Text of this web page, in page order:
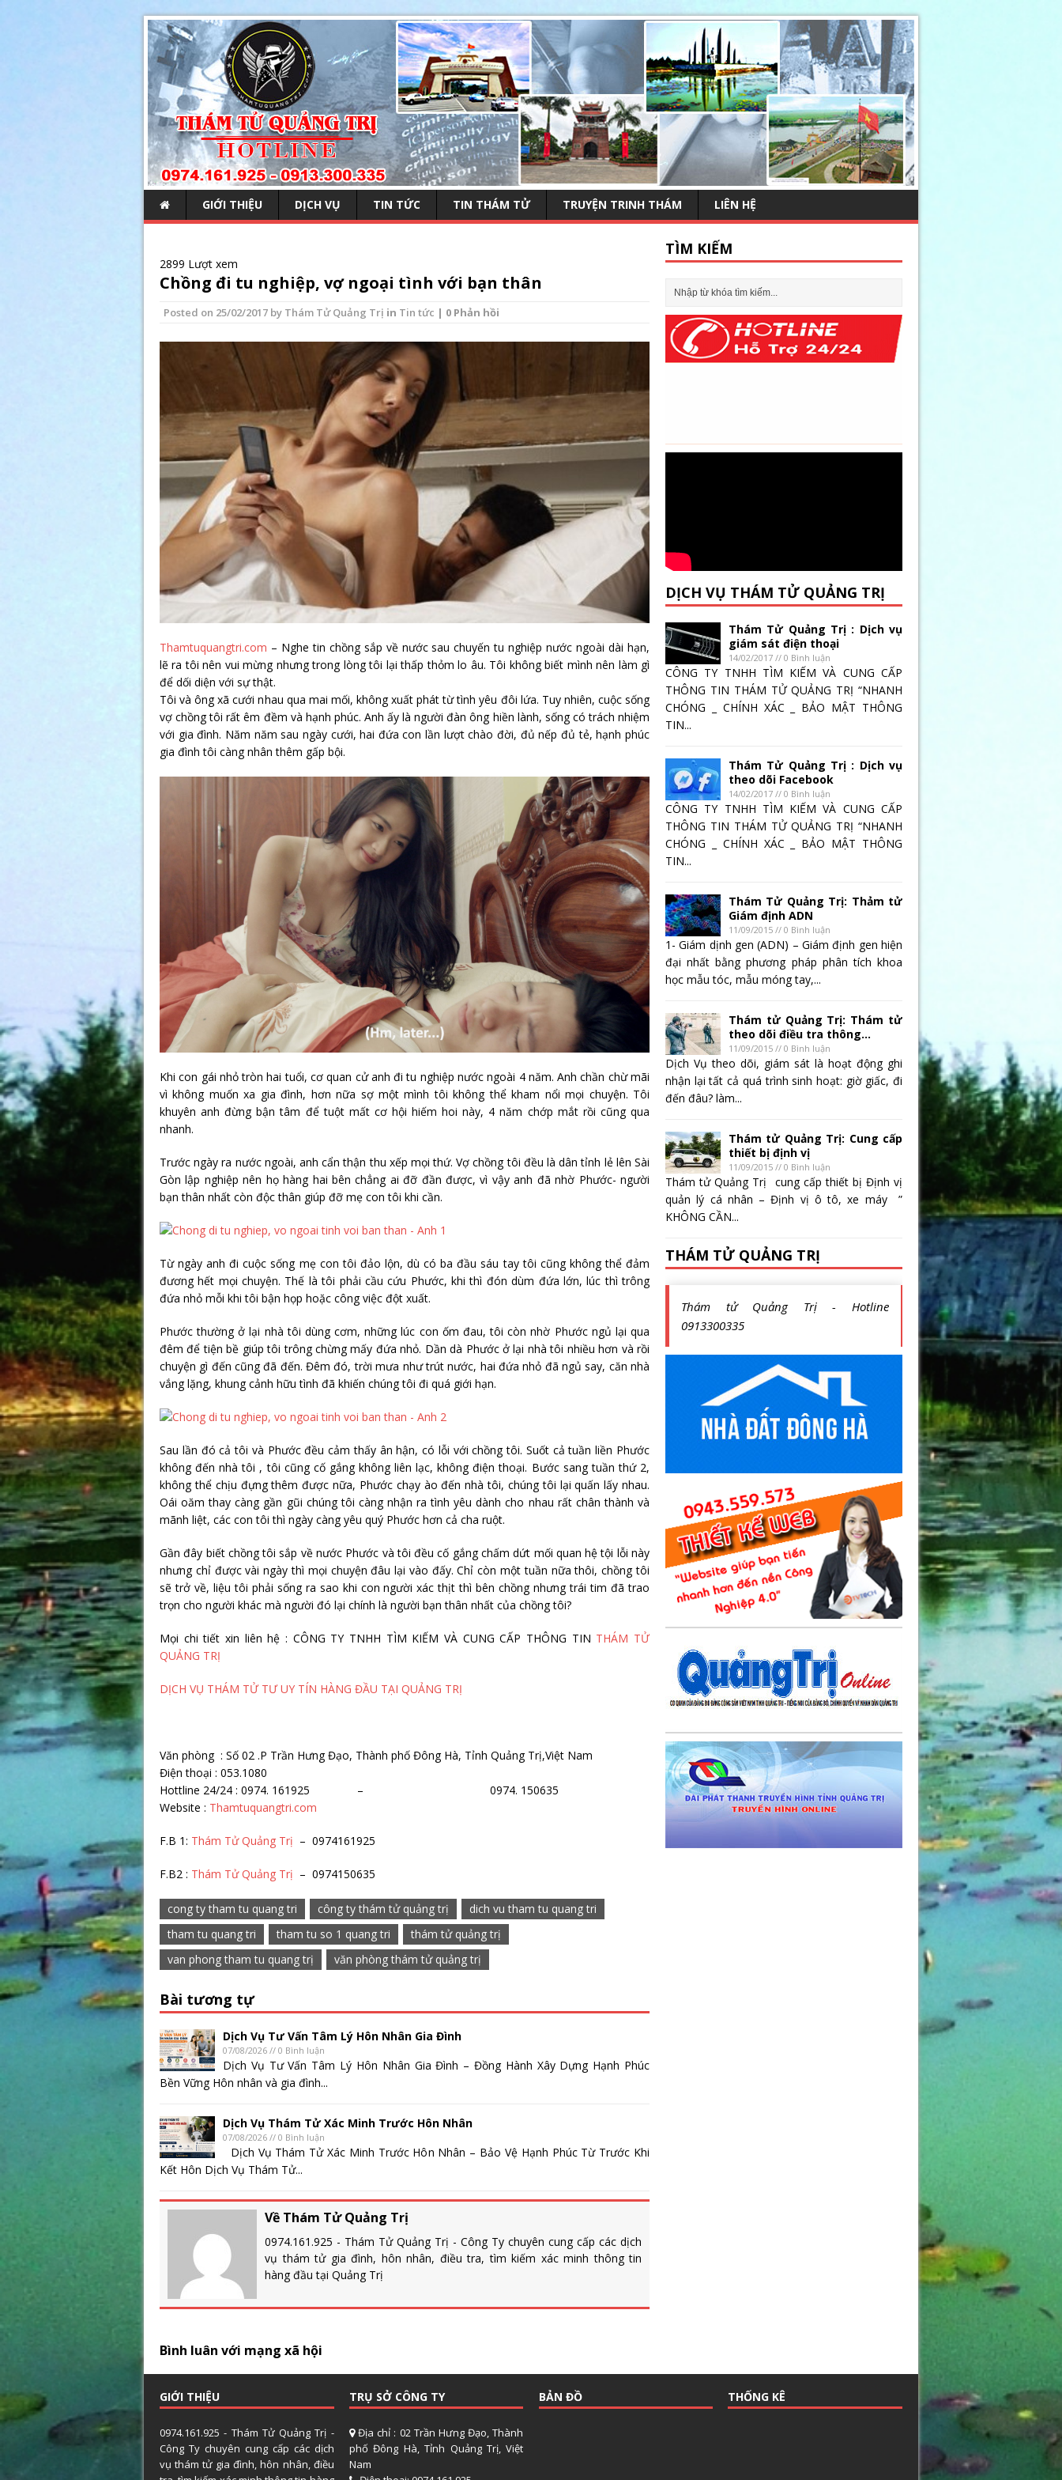
GIỚI THIỆU DỊCH VỤ TIN TỨC TIN THÁM TỬ TRUYỆN TRINH THÁM LIÊN HỆ
2899 Lượt xem
Chồng đi tu nghiệp, vợ ngoại tình với bạn thân
Posted on 25/02/2017 by Thám Tử Quảng Trị in Tin tức | 0 Phản hồi
Thamtuquangtri.com – Nghe tin chồng sắp về nước sau chuyến tu nghiệp nước ngoài dài hạn,
lẽ ra tôi nên vui mừng nhưng trong lòng tôi lại thấp thỏm lo âu. Tôi không biết mình nên làm gì
để dối diện với sự thật.
Tôi và ông xã cưới nhau qua mai mối, không xuất phát từ tình yêu đôi lứa. Tuy nhiên, cuộc sống
vợ chồng tôi rất êm đềm và hạnh phúc. Anh ấy là người đàn ông hiền lành, sống có trách nhiệm
với gia đình. Năm năm sau ngày cưới, hai đứa con lần lượt chào đời, đủ nếp đủ tẻ, hạnh phúc
gia đình tôi càng nhân thêm gấp bội.
Khi con gái nhỏ tròn hai tuổi, cơ quan cử anh đi tu nghiệp nước ngoài 4 năm. Anh chần chừ mãi
vì không muốn xa gia đình, hơn nữa sợ một mình tôi không thể kham nổi mọi chuyện. Tôi
khuyên anh đừng bận tâm để tuột mất cơ hội hiếm hoi này, 4 năm chớp mắt rồi cũng qua
nhanh.
Trước ngày ra nước ngoài, anh cẩn thận thu xếp mọi thứ. Vợ chồng tôi đều là dân tỉnh lẻ lên Sài
Gòn lập nghiệp nên họ hàng hai bên chẳng ai đỡ đần được, vì vậy anh đã nhờ Phước- người
bạn thân nhất còn độc thân giúp đỡ mẹ con tôi khi cần.
Từ ngày anh đi cuộc sống mẹ con tôi đảo lộn, dù có ba đầu sáu tay tôi cũng không thể đảm
đương hết mọi chuyện. Thế là tôi phải cầu cứu Phước, khi thì đón dùm đứa lớn, lúc thì trông
đứa nhỏ mỗi khi tôi bận họp hoặc công việc đột xuất.
Phước thường ở lại nhà tôi dùng cơm, những lúc con ốm đau, tôi còn nhờ Phước ngủ lại qua
đêm để tiện bề giúp tôi trông chừng mấy đứa nhỏ. Dần dà Phước ở lại nhà tôi nhiều hơn và rồi
chuyện gì đến cũng đã đến. Đêm đó, trời mưa như trút nước, hai đứa nhỏ đã ngủ say, căn nhà
vắng lặng, khung cảnh hữu tình đã khiến chúng tôi đi quá giới hạn.
Sau lần đó cả tôi và Phước đều cảm thấy ân hận, có lỗi với chồng tôi. Suốt cả tuần liền Phước
không đến nhà tôi , tôi cũng cố gắng không liên lạc, không điện thoại. Bước sang tuần thứ 2,
không thể chịu đựng thêm được nữa, Phước chạy ào đến nhà tôi, chúng tôi lại quấn lấy nhau.
Oái oăm thay càng gần gũi chúng tôi càng nhận ra tình yêu dành cho nhau rất chân thành và
mãnh liệt, các con tôi thì ngày càng yêu quý Phước hơn cả cha ruột.
Gần đây biết chồng tôi sắp về nước Phước và tôi đều cố gắng chấm dứt mối quan hệ tội lỗi này
nhưng chỉ được vài ngày thì mọi chuyện đâu lại vào đấy. Chỉ còn một tuần nữa thôi, chồng tôi
sẽ trở về, liệu tôi phải sống ra sao khi con người xác thịt thì bên chồng nhưng trái tim đã trao
trọn cho người khác mà người đó lại chính là người bạn thân nhất của chồng tôi?
Mọi chi tiết xin liên hệ : CÔNG TY TNHH TÌM KIẾM VÀ CUNG CẤP THÔNG TIN THÁM TỬ
QUẢNG TRỊ
DỊCH VỤ THÁM TỬ TƯ UY TÍN HÀNG ĐẦU TẠI QUẢNG TRỊ
Văn phòng : Số 02 .P Trần Hưng Đạo, Thành phố Đông Hà, Tỉnh Quảng Trị,Việt Nam
Điện thoại : 053.1080
Hottline 24/24 : 0974. 161925 – 0974. 150635
Website : Thamtuquangtri.com
F.B 1: Thám Tử Quảng Trị – 0974161925
F.B2 : Thám Tử Quảng Trị – 0974150635
cong ty tham tu quang tri công ty thám tử quảng trị
dich vu tham tu quang tri
tham tu quang tri
tham tu so 1 quang tri
thám tử quảng trị
van phong tham tu quang trị
văn phòng thám tử quảng trị
Bài tương tự
Dịch Vụ Tư Vấn Tâm Lý Hôn Nhân Gia Đình
07/08/2026 // 0 Bình luận
Dịch Vụ Tư Vấn Tâm Lý Hôn Nhân Gia Đình – Đồng Hành Xây Dựng Hạnh Phúc
Bền Vững Hôn nhân và gia đình...
Dịch Vụ Thám Tử Xác Minh Trước Hôn Nhân
07/08/2026 // 0 Bình luận
Dịch Vụ Thám Tử Xác Minh Trước Hôn Nhân – Bảo Vệ Hạnh Phúc Từ Trước Khi
Kết Hôn Dịch Vụ Thám Tử...
Về Thám Tử Quảng Trị
0974.161.925 - Thám Tử Quảng Trị - Công Ty chuyên cung cấp các dịch
vụ thám tử gia đình, hôn nhân, điều tra, tìm kiếm xác minh thông tin
hàng đầu tại Quảng Trị
Bình luân với mạng xã hội
TÌM KIẾM
DỊCH VỤ THÁM TỬ QUẢNG TRỊ
Thám Tử Quảng Trị : Dịch vụ
giám sát điện thoại
14/02/2017 // 0 Bình luận
CÔNG TY TNHH TÌM KIẾM VÀ CUNG CẤP
THÔNG TIN THÁM TỬ QUẢNG TRỊ “NHANH
CHÓNG _ CHÍNH XÁC _ BẢO MẬT THÔNG
TIN...
Thám Tử Quảng Trị : Dịch vụ
theo dõi Facebook
14/02/2017 // 0 Bình luận
CÔNG TY TNHH TÌM KIẾM VÀ CUNG CẤP
THÔNG TIN THÁM TỬ QUẢNG TRỊ “NHANH
CHÓNG _ CHÍNH XÁC _ BẢO MẬT THÔNG
TIN...
Thám Tử Quảng Trị: Thảm tử
Giám định ADN
11/09/2015 // 0 Bình luận
1- Giám dịnh gen (ADN) – Giám định gen hiện
đại nhất bằng phương pháp phân tích khoa
học mẫu tóc, mẫu móng tay,...
Thám tử Quảng Trị: Thám tử
theo dõi điều tra thông...
11/09/2015 // 0 Bình luận
Dịch Vụ theo dõi, giám sát là hoạt động ghi
nhận lại tất cả quá trình sinh hoạt: giờ giấc, đi
đến đâu? làm...
Thám tử Quảng Trị: Cung cấp
thiết bị định vị
11/09/2015 // 0 Bình luận
Thám tử Quảng Trị cung cấp thiết bị Định vị
quản lý cá nhân – Định vị ô tô, xe máy ”
KHÔNG CẦN...
THÁM TỬ QUẢNG TRỊ
Thám tử Quảng Trị - Hotline
0913300335
GIỚI THIỆU
0974.161.925 - Thám Tử Quảng Trị -
Công Ty chuyên cung cấp các dịch
vụ thám tử gia đình, hôn nhân, điều
TRỤ SỞ CÔNG TY
Địa chỉ : 02 Trần Hưng Đạo, Thành
phố Đông Hà, Tỉnh Quảng Trị, Việt
Nam
BẢN ĐỒ THỐNG KÊ